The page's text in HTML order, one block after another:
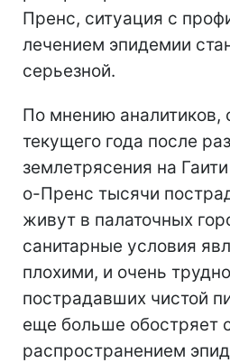
Пренс, ситуация с
лечением эпидемии
серьезной.
По мнению аналитиков,
текущего года после
землетрясения на
о-Пренс тысячи
живут в палаточных
санитарные условия
плохими, и очень
пострадавших чистой
еще больше обостряет
распространением